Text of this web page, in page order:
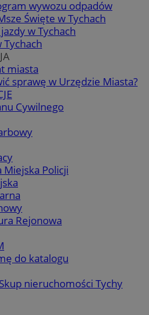
wywozu odpadów
Święte w Tychach
w Tychach
Tychach
miasta
sprawę w Urzędzie Miasta?
Cywilnego
Miejska Policji
Rejonowa
do katalogu
nieruchomości Tychy